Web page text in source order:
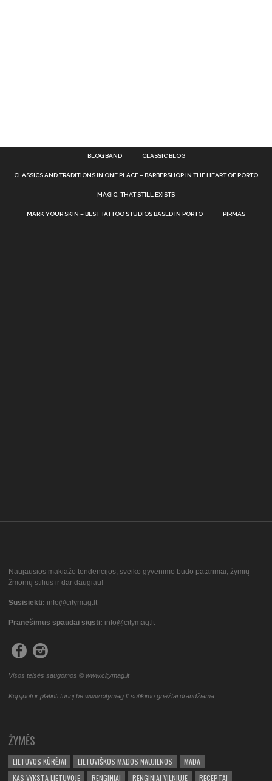
BLOG BAND CLASSIC BLOG
CLASSICS AND TRADITIONS IN ONE PLACE – BARBERSHOP IN THE HEART OF PORTO
MAGIC, THAT STILL EXISTS
MARK YOUR SKIN – BEST TATTOO STUDIOS BASED IN PORTO PIRMAS
Naujausios makiažo tendencijos, sveiko gyvenimo būdo patarimai, žymių
žmonių stilius ir dar daugiau!
Susisiekti: info@citymag.lt
Pranešimus spaudai siųsti: info@citymag.lt
Visos teisės saugomos © www.citymag.lt
Kopijuoti ir platinti turinį be www.citymag.lt sutikimo griežtai draudžiama.
ŽYMĖS
LIETUVOS KŪRĖJAI LIETUVIŠKOS MADOS NAUJIENOS
MADA
KAS VYKSTA LIETUVOJE
RENGINIAI RENGINIAI VILNIUJE RECEPTAI